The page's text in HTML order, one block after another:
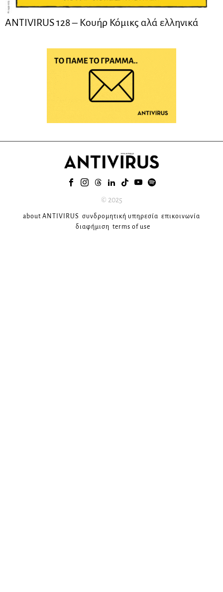
ANTIVIRUS 128 – Kουήρ Κόμικς αλά ελληνικά
© 2025
about ANTIVIRUS συνδρομητική υπηρεσία επικοινωνία
διαφήμιση terms of use